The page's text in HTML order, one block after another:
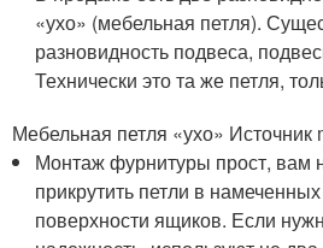
«ухо» (мебельная петля).
разновидность подвеса,
Технически это та же петля,
Мебельная петля «ухо» Источник
Монтаж фурнитуры прост, вам
прикрутить петли в
поверхности ящиков. Если